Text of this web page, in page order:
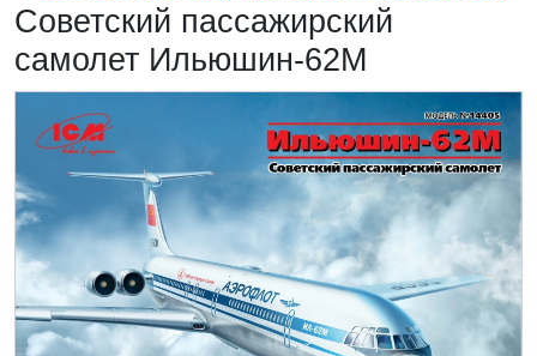
Советский пассажирский
самолет Ильюшин-62М